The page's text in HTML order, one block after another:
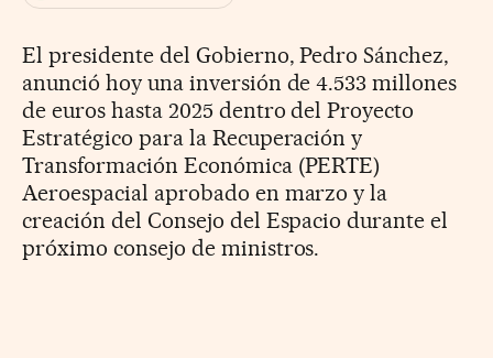
El presidente del Gobierno, Pedro Sánchez,
anunció hoy una inversión de 4.533 millones
de euros hasta 2025 dentro del Proyecto
Estratégico para la Recuperación y
Transformación Económica (PERTE)
Aeroespacial aprobado en marzo y la
creación del Consejo del Espacio durante el
próximo consejo de ministros.